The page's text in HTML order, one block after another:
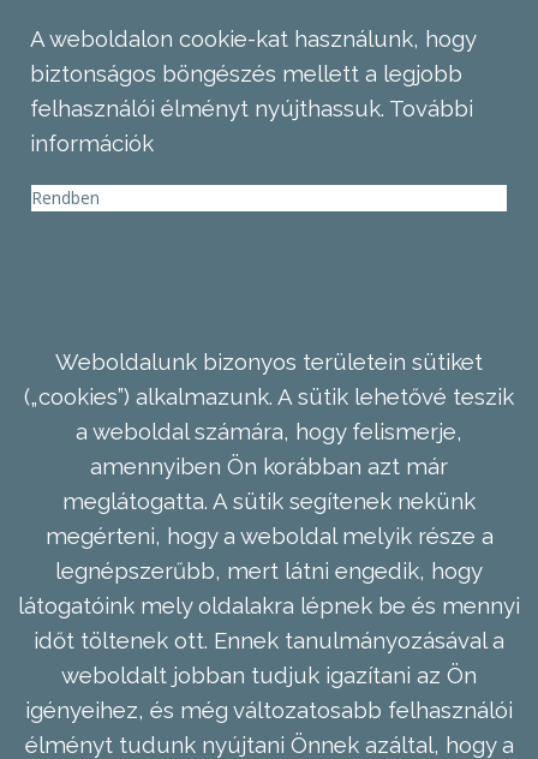
A weboldalon cookie-kat használunk, hogy
biztonságos böngészés mellett a legjobb
felhasználói élményt nyújthassuk. További
információk
Rendben
Weboldalunk bizonyos területein sütiket
(„cookies”) alkalmazunk. A sütik lehetővé teszik
a weboldal számára, hogy felismerje,
amennyiben Ön korábban azt már
meglátogatta. A sütik segítenek nekünk
megérteni, hogy a weboldal melyik része a
legnépszerűbb, mert látni engedik, hogy
látogatóink mely oldalakra lépnek be és mennyi
időt töltenek ott. Ennek tanulmányozásával a
weboldalt jobban tudjuk igazítani az Ön
igényeihez, és még változatosabb felhasználói
élményt tudunk nyújtani Önnek azáltal, hogy a